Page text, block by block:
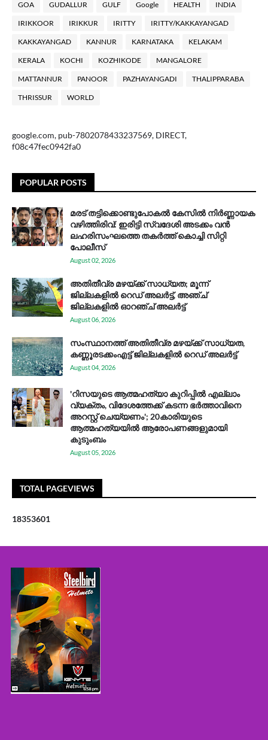
GOA GUDALLUR GULF Google HEALTH INDIA
IRIKKOOR IRIKKUR IRITTY IRITTY/KAKKAYANGAD
KAKKAYANGAD KANNUR KARNATAKA KELAKAM
KERALA KOCHI KOZHIKODE MANGALORE
MATTANNUR PANOOR PAZHAYANGADI THALIPPARABA
THRISSUR WORLD
google.com, pub-7802078433237569, DIRECT,
f08c47fec0942fa0
POPULAR POSTS
മരട് തട്ടിക്കൊണ്ടുപോകൽ കേസിൽ നിർണ്ണായക
വഴിത്തിരിവ്: ഇരിട്ടി സ്വദേശി അടക്കം വൻ
ലഹരിസംഘത്തെ തകർത്ത് കൊച്ചി സിറ്റി
പോലീസ്
August 02, 2026
അതിതീവ്ര മഴയ്ക്ക് സാധ്യത; മൂന്ന്
ജില്ലകളിൽ റെഡ് അലർട്ട്, അഞ്ച്
ജില്ലകളിൽ ഓറഞ്ച് അലർട്ട്
August 06, 2026
സം​സ്ഥാ​ന​ത്ത് അ​തി​തീ​വ്ര മ​ഴ​യ്ക്ക് സാ​ധ്യ​ത,
കണ്ണൂരടക്കംഎ​ട്ട് ജി​ല്ല​ക​ളി​ൽ റെ​ഡ് അ​ലർ​ട്ട്
August 04, 2026
'റിസയുടെ ആത്മഹത്യാ കുറിപ്പിൽ എല്ലാം
വ്യക്തം, വിദേശത്തേക്ക് കടന്ന ഭർത്താവിനെ
അറസ്റ്റ് ചെയ്യണം'; 20കാരിയുടെ
ആത്മഹത്യയിൽ ആരോപണങ്ങളുമായി
കുടുംബം
August 05, 2026
TOTAL PAGEVIEWS
18353601